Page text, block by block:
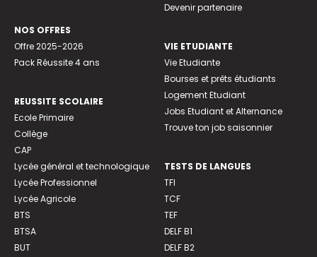
NOS OFFRES
Offre 2025-2026
Pack Réussite 4 ans
REUSSITE SCOLAIRE
Ecole Primaire
Collège
CAP
Lycée général et technologique
Lycée Professionnel
Lycée Agricole
BTS
BTSA
BUT
Devenir partenaire
VIE ETUDIANTE
Vie Etudiante
Bourses et prêts étudiants
Logement Etudiant
Jobs Etudiant et Alternance
Trouve ton job saisonnier
TESTS DE LANGUES
TFI
TCF
TEF
DELF B1
DELF B2